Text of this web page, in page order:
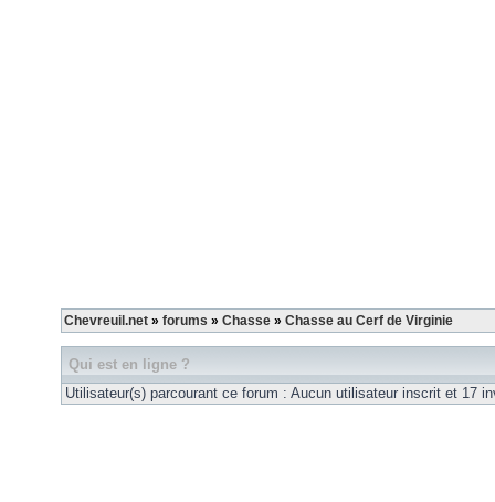
Chevreuil.net » forums » Chasse » Chasse au Cerf de Virginie
Qui est en ligne ?
Utilisateur(s) parcourant ce forum : Aucun utilisateur inscrit et 17